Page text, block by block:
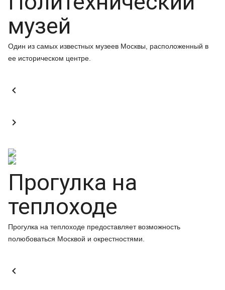
музей
Один из самых известных музеев Москвы, расположенный в
ее историческом центре.


Прогулка на
теплоходе
Прогулка на теплоходе предоставляет возможность
полюбоваться Москвой и окрестностями.
